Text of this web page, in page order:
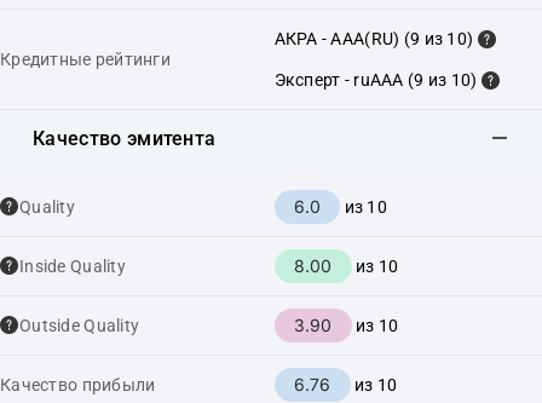
Кредитные рейтинги
АКРА - AAA(RU) (9 из 10)
Эксперт - ruAAA (9 из 10)
Качество эмитента
Quality 6.0 из 10
Inside Quality 8.00 из 10
Outside Quality 3.90 из 10
Качество прибыли 6.76 из 10